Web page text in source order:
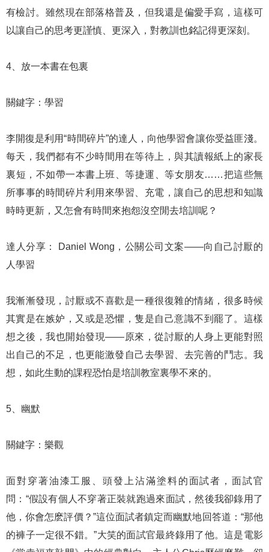
有檢討。雖然現在部落格普及，但我還是偏愛手寫，這樣可
以讓自己的思考更謹慎、更深入，對教訓也銘記得更深刻。
4、放一本書在包裏
關鍵字：學習
李開復是利用“時間碎片”的達人，向他學習會讓你受益匪淺。
每天，我們都有不少時間用在等待上，與其讀報紙上的家長
裏短，不如帶一本書上班、等捷運、等女朋友……把這些無
所事事的時間碎片利用來學習、充電，讓自己的思想和知識
時時更新，又怎會有時間來抱怨沒空閒去培訓呢？
達人分享： Daniel Wong，公關公司文案——向自己討厭的
人學習
我漸漸發現，討厭或不喜歡是一種很復雜的情緒，很多時候
其實是在嫉妒，又或是恐懼，隻是自己意識不到罷了。這樣
想之後，我也開始發現——原來，從討厭的人身上更能對照
出自己的不足，也更能激發自己去學習、去完善的鬥志。我
想，如此生動的課程恐怕是培訓教室裏學不來的。
5、幽默
關鍵字：樂觀
面對穿著油漆工服、頭發上沾滿塗料的面試者，面試官
問：“假設有個人不穿著正裝就跑過來面試，然後我卻錄用了
他，你會怎麽評價？”這位面試者鎮定而幽默地回答道：“那他
的褲子一定很不錯。”大笑的面試官最終錄用了他。這是電影